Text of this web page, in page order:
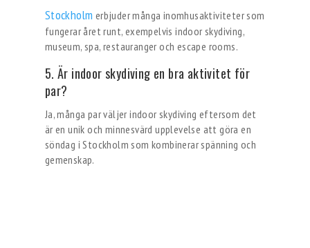
Stockholm erbjuder många inomhusaktiviteter som
fungerar året runt, exempelvis indoor skydiving,
museum, spa, restauranger och escape rooms.
5. Är indoor skydiving en bra aktivitet för
par?
Ja, många par väljer indoor skydiving eftersom det
är en unik och minnesvärd upplevelse att göra en
söndag i Stockholm som kombinerar spänning och
gemenskap.